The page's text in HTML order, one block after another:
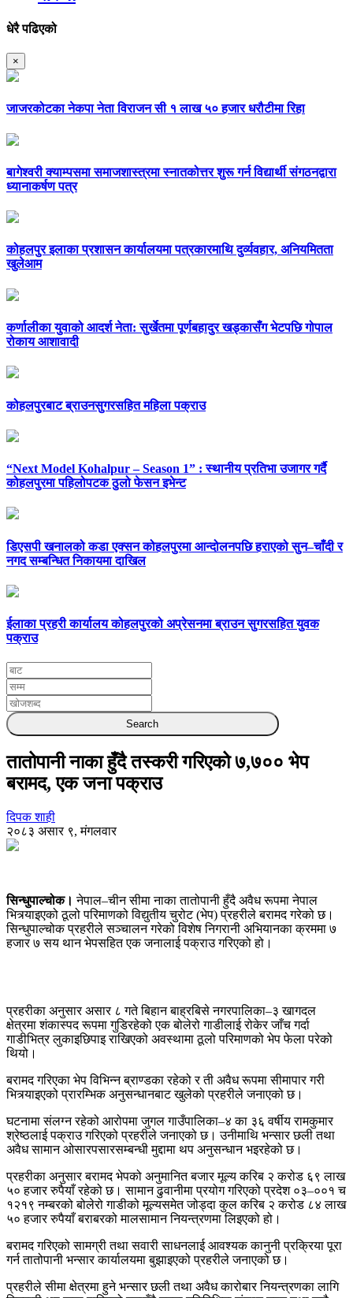
धेरै पढिएको
×
जाजरकोटका नेकपा नेता विराजन सी १ लाख ५० हजार धरौटीमा रिहा
बागेश्वरी क्याम्पसमा समाजशास्त्रमा स्नातकोत्तर शुरू गर्न विद्यार्थी संगठनद्वारा
ध्यानाकर्षण पत्र
कोहलपुर इलाका प्रशासन कार्यालयमा पत्रकारमाथि दुर्व्यवहार, अनियमितता
खुलेआम
कर्णालीका युवाको आदर्श नेता: सुर्खेतमा पूर्णबहादुर खड्कासँग भेटपछि गोपाल
रोकाय आशावादी
कोहलपुरबाट ब्राउनसुगरसहित महिला पक्राउ
“Next Model Kohalpur – Season 1” : स्थानीय प्रतिभा उजागर गर्दै
कोहलपुरमा पहिलोपटक ठुलो फेसन इभेन्ट
डिएसपी खनालको कडा एक्सन कोहलपुरमा आन्दोलनपछि हराएको सुन–चाँदी र
नगद सम्बन्धित निकायमा दाखिल
ईलाका प्रहरी कार्यालय कोहलपुरको अप्रेसनमा ब्राउन सुगरसहित युवक
पक्राउ
तातोपानी नाका हुँदै तस्करी गरिएको ७,७०० भेप
बरामद, एक जना पक्राउ
दिपक शाही
२०८३ असार ९, मंगलवार
सिन्धुपाल्चोक। नेपाल–चीन सीमा नाका तातोपानी हुँदै अवैध रूपमा नेपाल
भित्र्याइएको ठूलो परिमाणको विद्युतीय चुरोट (भेप) प्रहरीले बरामद गरेको छ।
सिन्धुपाल्चोक प्रहरीले सञ्चालन गरेको विशेष निगरानी अभियानका क्रममा ७
हजार ७ सय थान भेपसहित एक जनालाई पक्राउ गरिएको हो।
प्रहरीका अनुसार असार ८ गते बिहान बाह्रबिसे नगरपालिका–३ खागदल
क्षेत्रमा शंकास्पद रूपमा गुडिरहेको एक बोलेरो गाडीलाई रोकेर जाँच गर्दा
गाडीभित्र लुकाइछिपाइ राखिएको अवस्थामा ठूलो परिमाणको भेप फेला परेको
थियो।
बरामद गरिएका भेप विभिन्न ब्राण्डका रहेको र ती अवैध रूपमा सीमापार गरी
भित्र्याइएको प्रारम्भिक अनुसन्धानबाट खुलेको प्रहरीले जनाएको छ।
घटनामा संलग्न रहेको आरोपमा जुगल गाउँपालिका–४ का ३६ वर्षीय रामकुमार
श्रेष्ठलाई पक्राउ गरिएको प्रहरीले जनाएको छ। उनीमाथि भन्सार छली तथा
अवैध सामान ओसारपसारसम्बन्धी मुद्दामा थप अनुसन्धान भइरहेको छ।
प्रहरीका अनुसार बरामद भेपको अनुमानित बजार मूल्य करिब २ करोड ६९ लाख
५० हजार रुपैयाँ रहेको छ। सामान ढुवानीमा प्रयोग गरिएको प्रदेश ०३–००१ च
१२१९ नम्बरको बोलेरो गाडीको मूल्यसमेत जोड्दा कुल करिब २ करोड ८४ लाख
५० हजार रुपैयाँ बराबरको मालसामान नियन्त्रणमा लिइएको हो।
बरामद गरिएको सामग्री तथा सवारी साधनलाई आवश्यक कानुनी प्रक्रिया पूरा
गर्न तातोपानी भन्सार कार्यालयमा बुझाइएको प्रहरीले जनाएको छ।
प्रहरीले सीमा क्षेत्रमा हुने भन्सार छली तथा अवैध कारोबार नियन्त्रणका लागि